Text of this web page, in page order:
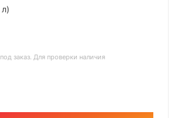
заказ. Для проверки наличия